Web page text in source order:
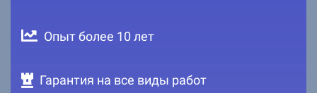
Опыт более 10 лет
Гарантия на все виды работ